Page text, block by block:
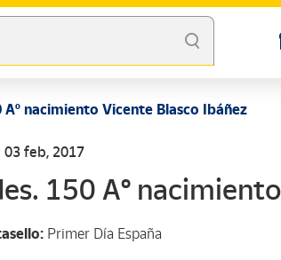
Aº nacimiento Vicente Blasco Ibáñez
03 feb, 2017
150 Aº
Primer Día España